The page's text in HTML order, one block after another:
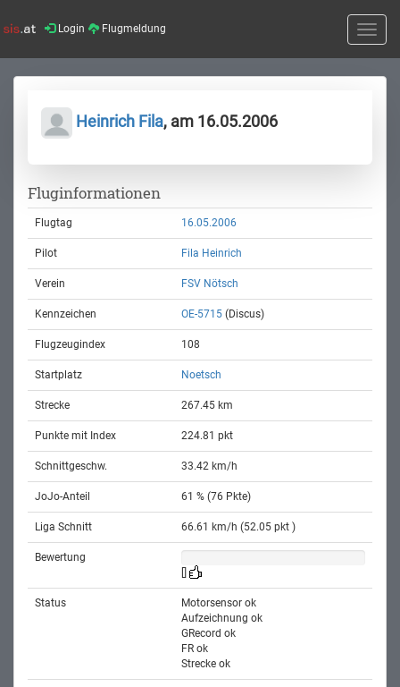
Login Flugmeldung
Toggle
Heinrich Fila, am 16.05.2006
Fluginformationen
Flugtag 16.05.2006
Pilot Fila Heinrich
Verein FSV Nötsch
Kennzeichen OE-5715 (Discus)
Flugzeugindex 108
Startplatz Noetsch
Strecke 267.45 km
Punkte mit Index 224.81 pkt
Schnittgeschw. 33.42 km/h
JoJo-Anteil 61 % (76 Pkte)
Liga Schnitt 66.61 km/h (52.05 pkt )
Bewertung
Status
Motorsensor ok
Aufzeichnung ok
GRecord ok
FR ok
Strecke ok